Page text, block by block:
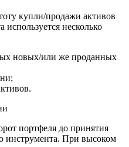
купли/продажи активов
используется несколько
новых/или же проданных
портфеля до принятия
инструмента. При высоком